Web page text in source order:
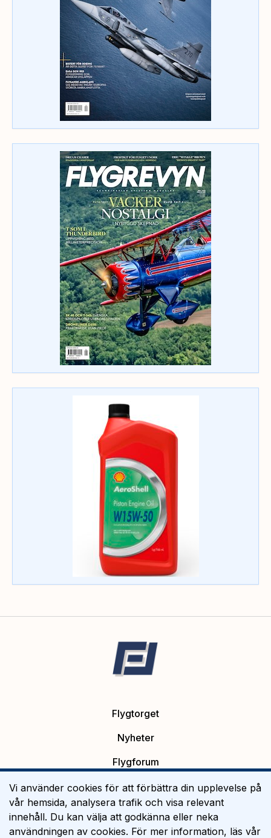
Flygtorget
Nyheter
Flygforum
Platsannonser
Flygutbildning
Om Flygtorget
Vi använder cookies för att förbättra din upplevelse på
vår hemsida, analysera trafik och visa relevant
innehåll. Du kan välja att godkänna eller neka
användningen av cookies. För mer information, läs vår